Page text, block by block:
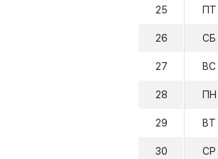
25 ПТ
26 СБ
27 ВС
28 ПН
29 ВТ
30 СР